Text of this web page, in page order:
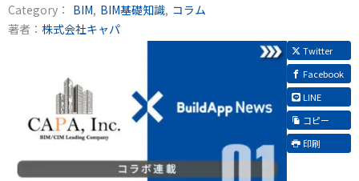
Category： BIM BIM基礎知識 コラム
著者： 株式会社キャパ
Twitter
Facebook
LINE
コピー
印刷